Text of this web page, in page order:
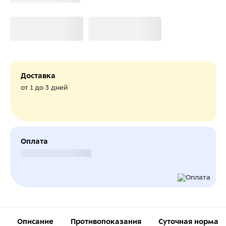
Доставка
от 1 до 3 дней
Оплата
Описание Противопоказания Суточная норма